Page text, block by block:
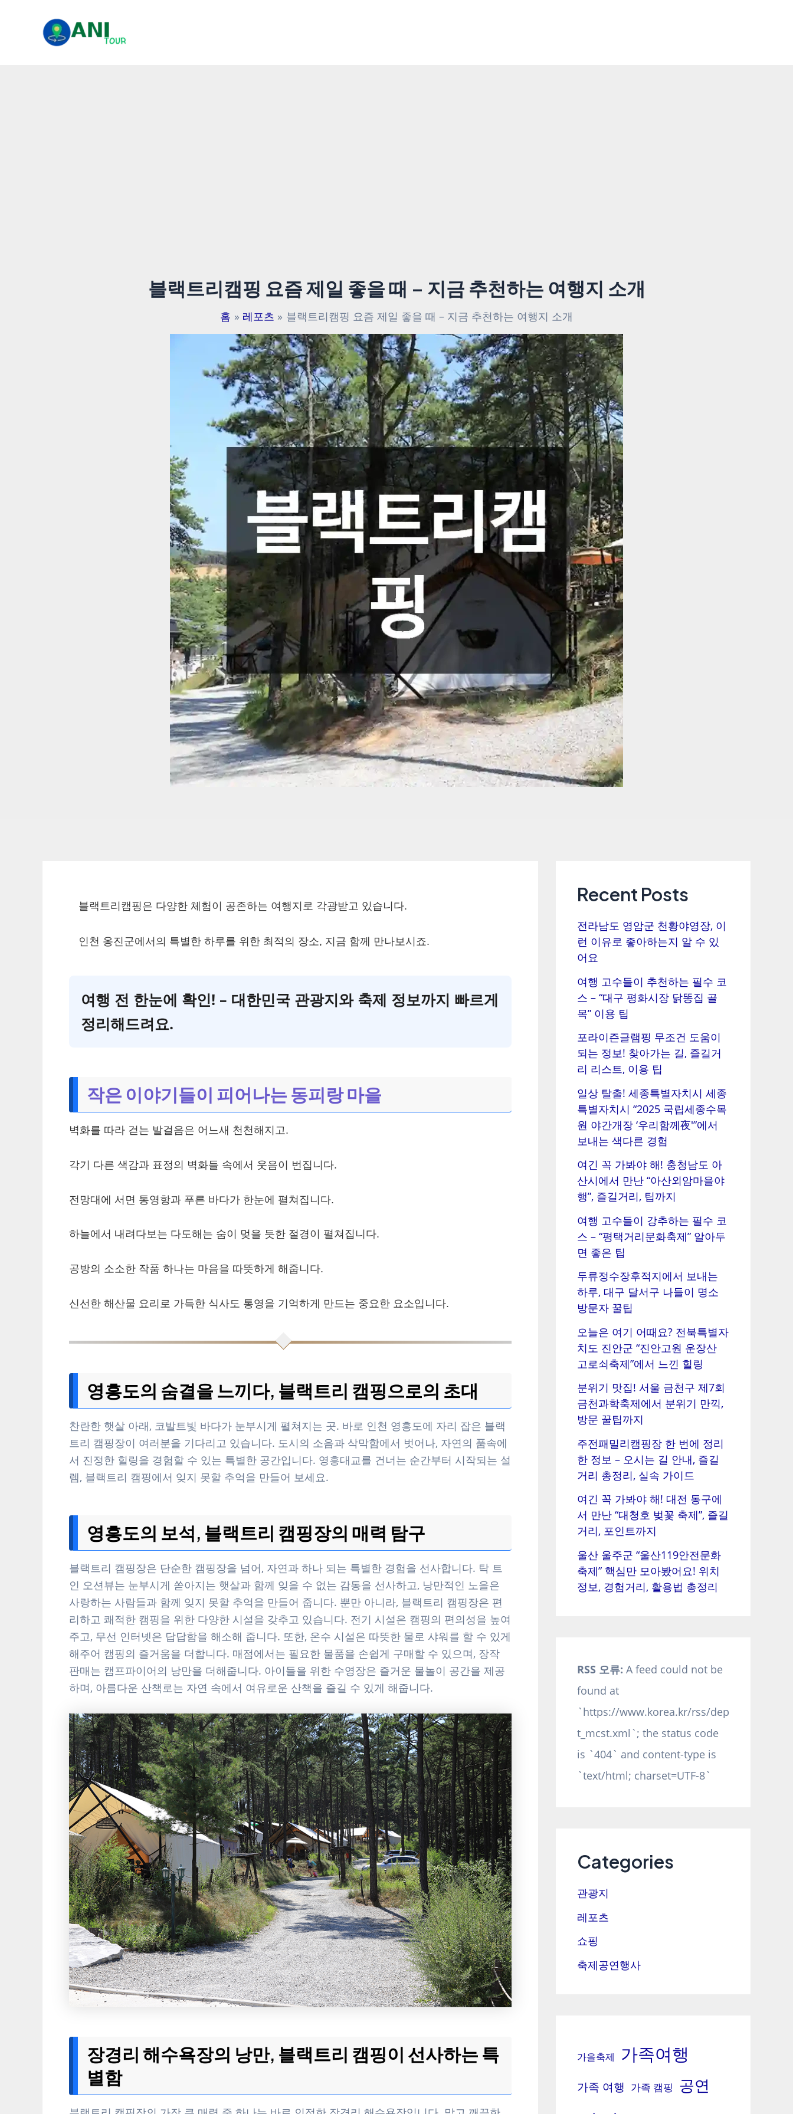
블랙트리캠핑 요즘 제일 좋을 때 – 지금 추천하는 여행지 소개
홈 레포츠 블랙트리캠핑 요즘 제일 좋을 때 – 지금 추천하는 여행지 소개
블랙트리캠핑은 다양한 체험이 공존하는 여행지로 각광받고 있습니다.
인천 옹진군에서의 특별한 하루를 위한 최적의 장소, 지금 함께 만나보시죠.
여행 전 한눈에 확인! – 대한민국 관광지와 축제 정보까지 빠르게
정리해드려요.
작은 이야기들이 피어나는 동피랑 마을
벽화를 따라 걷는 발걸음은 어느새 천천해지고.
각기 다른 색감과 표정의 벽화들 속에서 웃음이 번집니다.
전망대에 서면 통영항과 푸른 바다가 한눈에 펼쳐집니다.
하늘에서 내려다보는 다도해는 숨이 멎을 듯한 절경이 펼쳐집니다.
공방의 소소한 작품 하나는 마음을 따뜻하게 해줍니다.
신선한 해산물 요리로 가득한 식사도 통영을 기억하게 만드는 중요한 요소입니다.
영흥도의 숨결을 느끼다, 블랙트리 캠핑으로의 초대
찬란한 햇살 아래, 코발트빛 바다가 눈부시게 펼쳐지는 곳. 바로 인천 영흥도에 자리 잡은 블랙
트리 캠핑장이 여러분을 기다리고 있습니다. 도시의 소음과 삭막함에서 벗어나, 자연의 품속에
서 진정한 힐링을 경험할 수 있는 특별한 공간입니다. 영흥대교를 건너는 순간부터 시작되는 설
렘, 블랙트리 캠핑에서 잊지 못할 추억을 만들어 보세요.
영흥도의 보석, 블랙트리 캠핑장의 매력 탐구
블랙트리 캠핑장은 단순한 캠핑장을 넘어, 자연과 하나 되는 특별한 경험을 선사합니다. 탁 트
인 오션뷰는 눈부시게 쏟아지는 햇살과 함께 잊을 수 없는 감동을 선사하고, 낭만적인 노을은
사랑하는 사람들과 함께 잊지 못할 추억을 만들어 줍니다. 뿐만 아니라, 블랙트리 캠핑장은 편
리하고 쾌적한 캠핑을 위한 다양한 시설을 갖추고 있습니다. 전기 시설은 캠핑의 편의성을 높여
주고, 무선 인터넷은 답답함을 해소해 줍니다. 또한, 온수 시설은 따뜻한 물로 샤워를 할 수 있게
해주어 캠핑의 즐거움을 더합니다. 매점에서는 필요한 물품을 손쉽게 구매할 수 있으며, 장작
판매는 캠프파이어의 낭만을 더해줍니다. 아이들을 위한 수영장은 즐거운 물놀이 공간을 제공
하며, 아름다운 산책로는 자연 속에서 여유로운 산책을 즐길 수 있게 해줍니다.
장경리 해수욕장의 낭만, 블랙트리 캠핑이 선사하는 특
별함
Recent Posts
전라남도 영암군 천황야영장, 이
런 이유로 좋아하는지 알 수 있
어요
여행 고수들이 추천하는 필수 코
스 – “대구 평화시장 닭똥집 골
목” 이용 팁
포라이즌글램핑 무조건 도움이
되는 정보! 찾아가는 길, 즐길거
리 리스트, 이용 팁
일상 탈출! 세종특별자치시 세종
특별자치시 “2025 국립세종수목
원 야간개장 ‘우리함께夜'”에서
보내는 색다른 경험
여긴 꼭 가봐야 해! 충청남도 아
산시에서 만난 “아산외암마을야
행”, 즐길거리, 팁까지
여행 고수들이 강추하는 필수 코
스 – “평택거리문화축제” 알아두
면 좋은 팁
두류정수장후적지에서 보내는
하루, 대구 달서구 나들이 명소
방문자 꿀팁
오늘은 여기 어때요? 전북특별자
치도 진안군 “진안고원 운장산
고로쇠축제”에서 느낀 힐링
분위기 맛집! 서울 금천구 제7회
금천과학축제에서 분위기 만끽,
방문 꿀팁까지
주전패밀리캠핑장 한 번에 정리
한 정보 – 오시는 길 안내, 즐길
거리 총정리, 실속 가이드
여긴 꼭 가봐야 해! 대전 동구에
서 만난 “대청호 벚꽃 축제”, 즐길
거리, 포인트까지
울산 울주군 “울산119안전문화
축제” 핵심만 모아봤어요! 위치
정보, 경험거리, 활용법 총정리
RSS 오류: A feed could not be
found at
`https://www.korea.kr/rss/dep
t_mcst.xml`; the status code
is `404` and content-type is
`text/html; charset=UTF-8`
Categories
관광지
레포츠
쇼핑
축제공연행사
가을축제 가족여행
가족 여행 가족 캠핑 공연